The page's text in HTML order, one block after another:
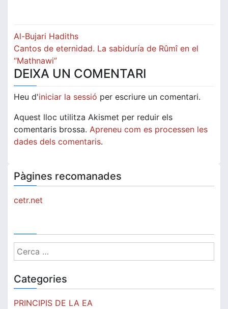
Navegació
d'entrades
Al-Bujari Hadiths
Cantos de eternidad. La sabiduría de Rûmî en el
“Mathnawi”
DEIXA UN COMENTARI
Heu d'iniciar la sessió per escriure un comentari.
Aquest lloc utilitza Akismet per reduir els
comentaris brossa. Apreneu com es processen les
dades dels comentaris.
Pàgines recomanades
cetr.net
Cerca:
Categories
PRINCIPIS DE LA EA